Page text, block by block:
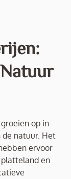
op in
de natuur. Het
ervoor
en